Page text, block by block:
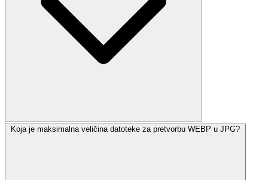
Koja je maksimalna veličina datoteke za pretvorbu WEBP u JPG?